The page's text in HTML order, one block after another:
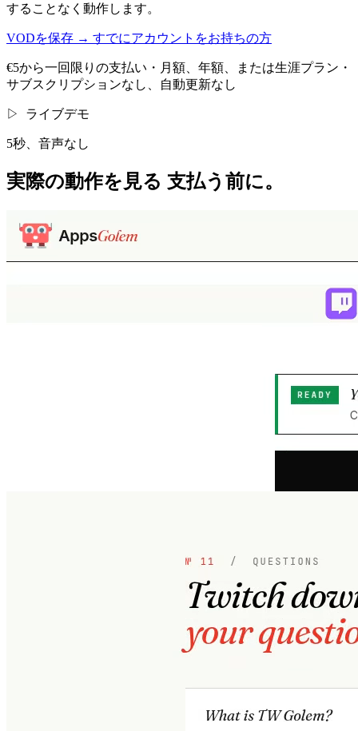
することなく動作します。
VODを保存 → すでにアカウントをお持ちの方
€5から一回限りの支払い・月額、年額、または生涯プラン・
サブスクリプションなし、自動更新なし
▷ ライブデモ
5秒、音声なし
実際の動作を見る 支払う前に。